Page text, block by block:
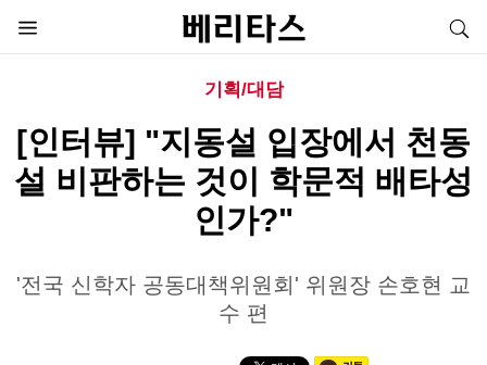
기획/대담
[인터뷰] "지동설 입장에서 천동
설 비판하는 것이 학문적 배타성
인가?"
'전국 신학자 공동대책위원회' 위원장 손호현 교
수 편